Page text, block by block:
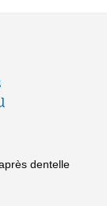
dentelle